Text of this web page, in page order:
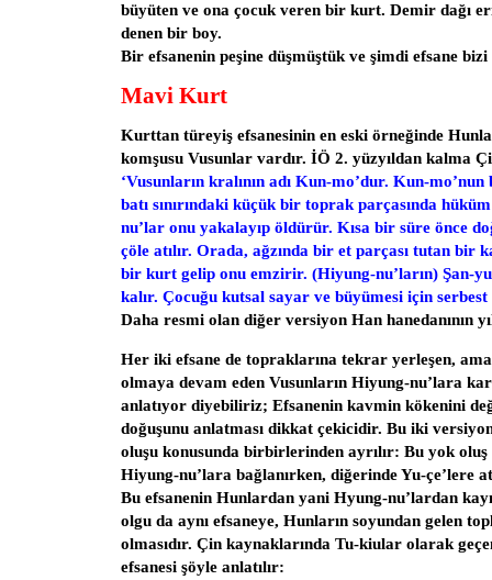
büyüten ve ona çocuk veren bir kurt. Demir dağı
denen bir boy.
Bir efsanenin peşine düşmüştük ve şimdi efsane
Mavi Kurt
Kurttan türeyiş efsanesinin en eski örneğinde
komşusu Vusunlar vardır. İÖ 2. yüzyıldan kalma
‘Vusunların kralının adı Kun-mo’dur. Kun-mo’nun
batı sınırındaki küçük bir toprak parçasında
nu’lar onu yakalayıp öldürür. Kısa bir süre önce
çöle atılır. Orada, ağzında bir et parçası tutan bir
bir kurt gelip onu emzirir. (Hiyung-nu’ların) Şan-
kalır. Çocuğu kutsal sayar ve büyümesi için serbest
Daha resmi olan diğer versiyon Han hanedanının
Her iki efsane de topraklarına tekrar yerleşen,
olmaya devam eden Vusunların Hiyung-nu’lara
anlatıyor diyebiliriz; Efsanenin kavmin kökenini
doğuşunu anlatması dikkat çekicidir. Bu iki
oluşu konusunda birbirlerinden ayrılır: Bu yok
Hiyung-nu’lara bağlanırken, diğerinde Yu-çe’lere
Bu efsanenin Hunlardan yani Hyung-nu’lardan
olgu da aynı efsaneye, Hunların soyundan gelen
olmasıdır. Çin kaynaklarında Tu-kiular olarak
efsanesi şöyle anlatılır: